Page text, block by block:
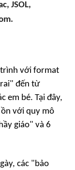
JSOL,
với format
đến từ
em bé. Tại đây,
với quy mô
giáo" và 6
các "bảo